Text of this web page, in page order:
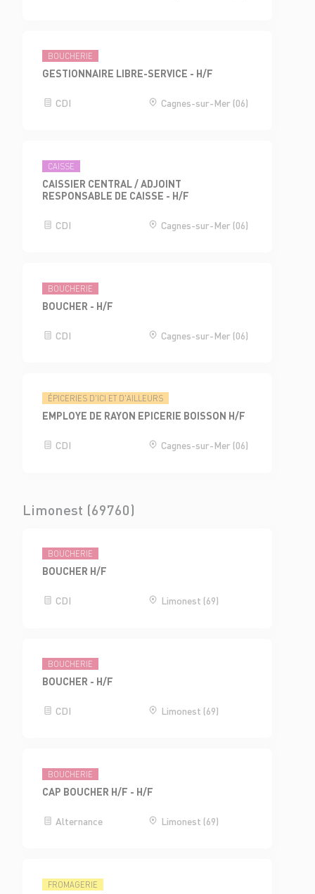
BOUCHERIE
GESTIONNAIRE LIBRE-SERVICE - H/F
CDI Cagnes-sur-Mer (06)
CAISSE
CAISSIER CENTRAL / ADJOINT
RESPONSABLE DE CAISSE - H/F
CDI Cagnes-sur-Mer (06)
BOUCHERIE
BOUCHER - H/F
CDI Cagnes-sur-Mer (06)
ÉPICERIES D'ICI ET D'AILLEURS
EMPLOYE DE RAYON EPICERIE BOISSON H/F
CDI Cagnes-sur-Mer (06)
Limonest (69760)
BOUCHERIE
BOUCHER H/F
CDI Limonest (69)
BOUCHERIE
BOUCHER - H/F
CDI Limonest (69)
BOUCHERIE
CAP BOUCHER H/F - H/F
Alternance Limonest (69)
FROMAGERIE